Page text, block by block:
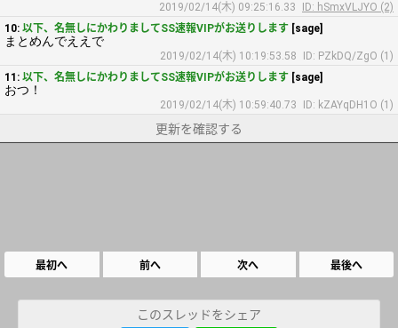
2019/02/14(木) 09:25:16.33
ID: hSmxVLJYO (2)
10: 以下、名無しにかわりましてSS速報VIPがお送りします [sage]
まとめんでええで
2019/02/14(木) 10:19:53.58
ID: PZkDQ/ZgO (1)
11: 以下、名無しにかわりましてSS速報VIPがお送りします [sage]
おつ！
2019/02/14(木) 10:59:40.73 ID: kZAYqDH1O (1)
更新を確認する
最初へ 前へ 次へ 最後へ
このスレッドをシェア